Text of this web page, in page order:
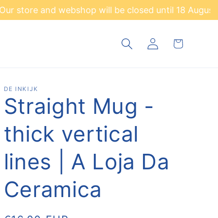
webshop will be closed until 18 August. Orders will
Inloggen
Winkelwagen
DE INKIJK
Straight Mug -
thick vertical
lines | A Loja Da
Ceramica